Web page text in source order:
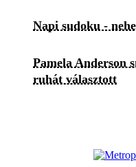
Napi sudoku -
Pamela Anderson
ruhát választott